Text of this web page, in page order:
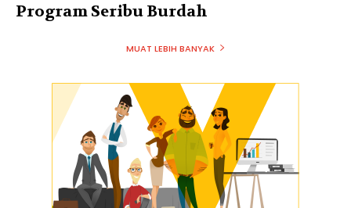
Program Seribu Burdah
MUAT LEBIH BANYAK